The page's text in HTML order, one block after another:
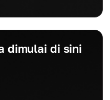
dimulai di sini